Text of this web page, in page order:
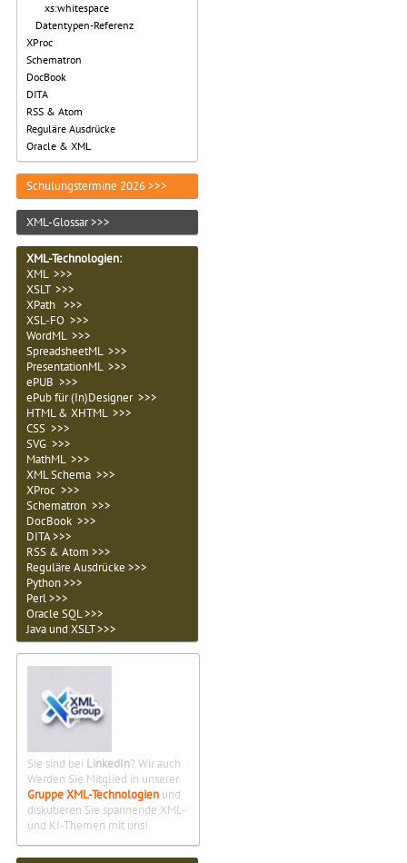
xs:whitespace
Datentypen-Referenz
XProc
Schematron
DocBook
DITA
RSS & Atom
Reguläre Ausdrücke
Oracle & XML
Schulungstermine 2026 >>>
XML-Glossar >>>
XML-Technologien:
XML >>>
XSLT >>>
XPath >>>
XSL-FO >>>
WordML >>>
SpreadsheetML >>>
PresentationML >>>
ePUB >>>
ePub für (In)Designer >>>
HTML & XHTML >>>
CSS >>>
SVG >>>
MathML >>>
XML Schema >>>
XProc >>>
Schematron >>>
DocBook >>>
DITA >>>
RSS & Atom >>>
Reguläre Ausdrücke >>>
Python >>>
Perl >>>
Oracle SQL >>>
Java und XSLT >>>
Sie sind bei LinkedIn? Wir auch.
Werden Sie Mitglied in unserer
Gruppe XML-Technologien und
diskutieren Sie spannende XML-
und KI-Themen mit uns!